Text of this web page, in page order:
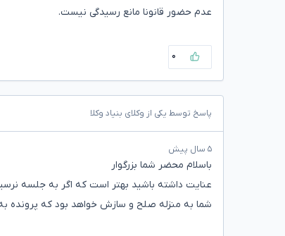
عدم حضور قانونا مانع رسیدگی نیست.
۰
پاسخ توسط یکی از وکلای بنیاد وکلا
۵ سال پیش
باسلام محضر شما بزرگوار
عنایت داشته باشید بهتر است که اگر به جلسه
شما به منزله صلح و سازش خواهد بود که پرونده